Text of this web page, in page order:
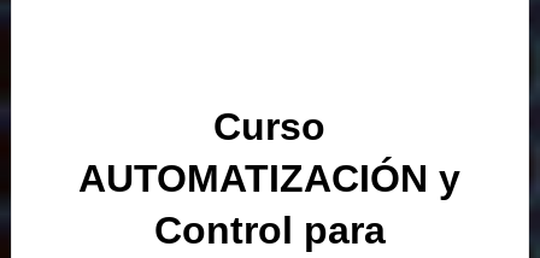
Curso
AUTOMATIZACIÓN y
Control para